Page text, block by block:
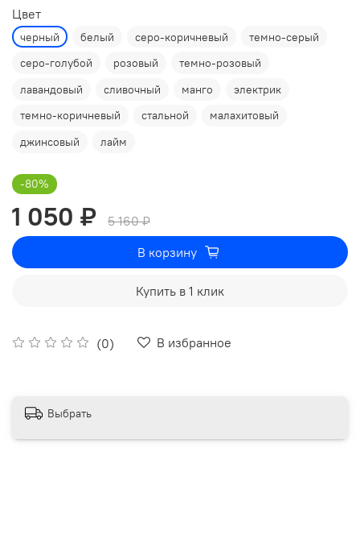
(0) В избранное
Цвет
черный белый серо-коричневый
темно-серый
серо-голубой
розовый
темно-розовый
лавандовый
сливочный манго
электрик
темно-коричневый
стальной
малахитовый
джинсовый
лайм
-80%
1 050 ₽
5 160 ₽
В корзину
Купить в 1 клик
Выбрать